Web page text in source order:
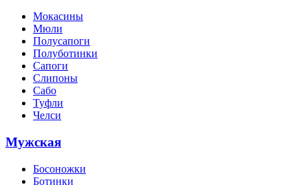
Мокасины
Мюли
Полусапоги
Полуботинки
Сапоги
Слипоны
Сабо
Туфли
Челси
Мужская
Босоножки
Ботинки